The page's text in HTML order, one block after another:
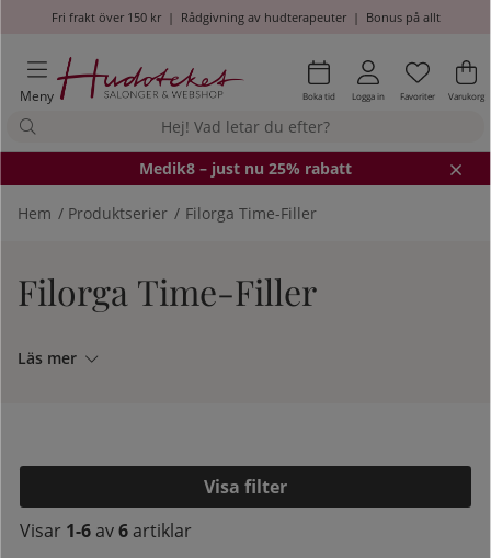
Fri frakt över 150 kr| Rådgivning av hudterapeuter| Bonus på allt
Meny Boka tid Logga in Antal i
.
Favoriter .
Varukorg
Medik8 – just nu 25% rabatt
Hem Produktserier Filorga Time-Filler
Filorga Time-Filler
Läs mer
Filtrera
Visar 1-6av6artiklar